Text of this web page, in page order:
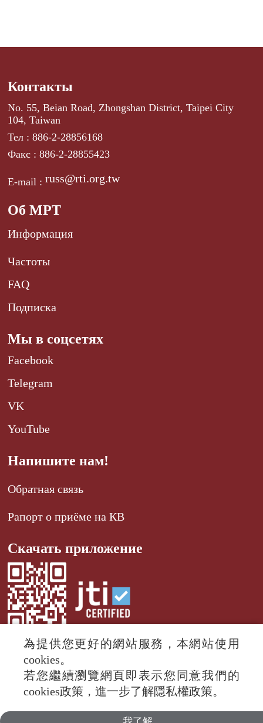
Контакты
No. 55, Beian Road, Zhongshan District, Taipei City
104, Taiwan
Тел : 886-2-28856168
Факс : 886-2-28855423
E-mail :russ@rti.org.tw
Об МРТ
Информация
Частоты
FAQ
Подписка
Мы в соцсетях
Facebook
Telegram
VK
YouTube
Напишите нам!
Обратная связь
Рапорт о приёме на КВ
Скачать приложение
© 2024 RTI (Radio Taiwan International).
All rights reserved.
為提供您更好的網站服務，本網站使用
cookies。
若您繼續瀏覽網頁即表示您同意我們的
cookies政策，進一步了解隱私權政策。